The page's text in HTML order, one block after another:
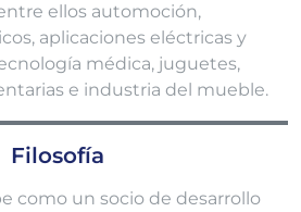
ellos automoción,
aplicaciones eléctricas y
médica, juguetes,
e industria del mueble.
Filosofía
como un socio de desarrollo